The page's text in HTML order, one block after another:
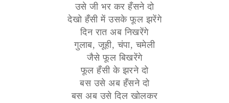
उसे जी भर कर हँसने दो
देखो हँसी में उसके फूल झरेंगे
दिन रात अब निखरेंगे
गुलाब, जूही, चंपा, चमेली
जैसे फूल बिखरेंगे
फूल हँसी के झरने दो
बस उसे अब हँसने दो
बस अब उसे दिल खोलकर